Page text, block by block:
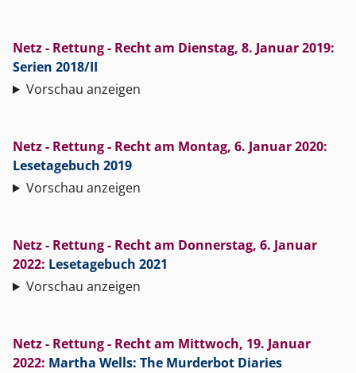
Netz - Rettung - Rechtam Dienstag, 8. Januar 2019:
Serien 2018/II
Vorschau anzeigen
Netz - Rettung - Rechtam Montag, 6. Januar 2020:
Lesetagebuch 2019
Vorschau anzeigen
Netz - Rettung - Rechtam Donnerstag, 6. Januar
2022: Lesetagebuch 2021
Vorschau anzeigen
Netz - Rettung - Rechtam Mittwoch, 19. Januar
2022: Martha Wells: The Murderbot Diaries